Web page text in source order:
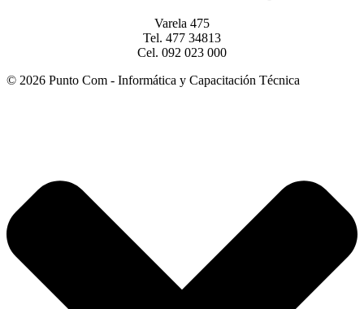
Varela 475
Tel. 477 34813
Cel. 092 023 000
© 2026 Punto Com - Informática y Capacitación Técnica